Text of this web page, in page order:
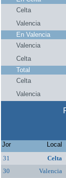
Celta
Valencia
En Valencia
Valencia
Celta
Total
Celta
Valencia
Jor Local
31
Celta
30
Valencia